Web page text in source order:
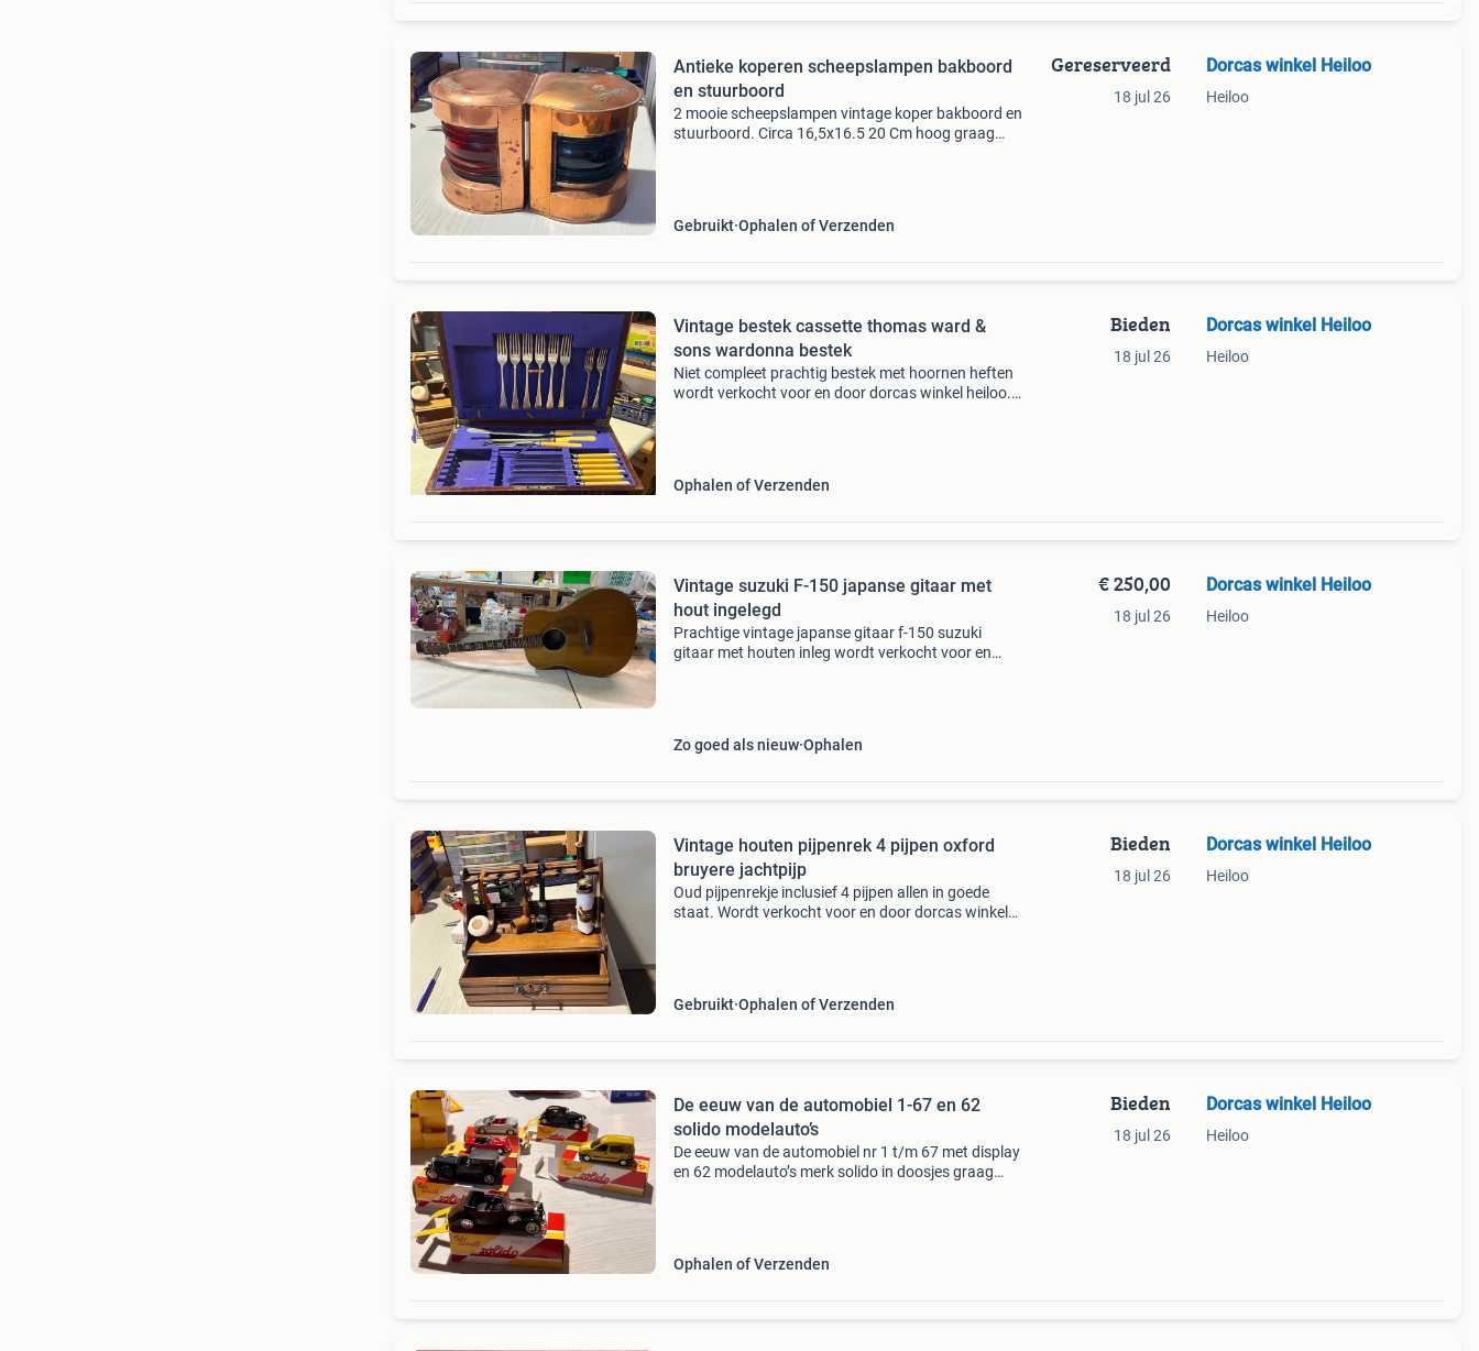
Antieke koperen scheepslampen bakboord
en stuurboord
2 mooie scheepslampen vintage koper bakboord en
stuurboord. Circa 16,5x16.5 20 Cm hoog graag
Gebruikt Ophalen of Verzenden
Gereserveerd
18 jul 26
Dorcas winkel Heiloo
Heiloo
Vintage bestek cassette thomas ward &
sons wardonna bestek
Niet compleet prachtig bestek met hoornen heften
wordt verkocht voor en door dorcas winkel heiloo.
Ophalen of Verzenden
Bieden
18 jul 26
Dorcas winkel Heiloo
Heiloo
Vintage suzuki F-150 japanse gitaar met
hout ingelegd
Prachtige vintage japanse gitaar f-150 suzuki
gitaar met houten inleg wordt verkocht voor en
Zo goed als nieuw Ophalen
€ 250,00
18 jul 26
Dorcas winkel Heiloo
Heiloo
Vintage houten pijpenrek 4 pijpen oxford
bruyere jachtpijp
Oud pijpenrekje inclusief 4 pijpen allen in goede
staat. Wordt verkocht voor en door dorcas winkel
Gebruikt Ophalen of Verzenden
Bieden
18 jul 26
Dorcas winkel Heiloo
Heiloo
De eeuw van de automobiel 1-67 en 62
solido modelauto’s
De eeuw van de automobiel nr 1 t/m 67 met display
en 62 modelauto’s merk solido in doosjes graag
Ophalen of Verzenden
Bieden
18 jul 26
Dorcas winkel Heiloo
Heiloo